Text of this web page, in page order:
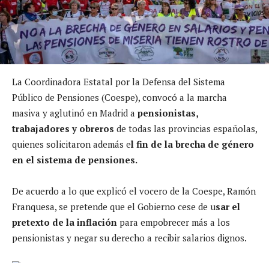
La Coordinadora Estatal por la Defensa del Sistema
Público de Pensiones (Coespe), convocó a la marcha
masiva y aglutinó en Madrid a pensionistas,
trabajadores y obreros de todas las provincias españolas,
quienes solicitaron además el fin de la brecha de género
en el sistema de pensiones.
De acuerdo a lo que explicó el vocero de la Coespe, Ramón
Franquesa, se pretende que el Gobierno cese de usar el
pretexto de la inflación para empobrecer más a los
pensionistas y negar su derecho a recibir salarios dignos.